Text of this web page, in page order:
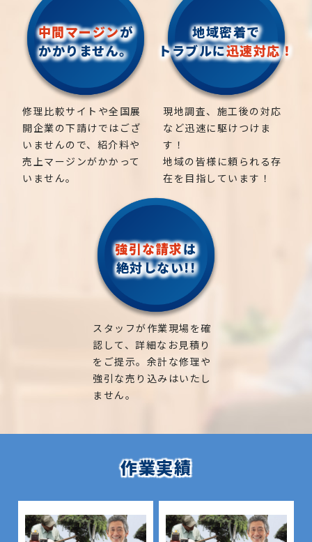
中間マージンが
かかりません。
修理比較サイトや全国展
開企業の下請けではござ
いませんので、紹介料や
売上マージンがかかって
いません。
地域密着で
トラブルに迅速対応！
現地調査、施工後の対応
など迅速に駆けつけま
す！
地域の皆様に頼られる存
在を目指しています！
強引な請求は
絶対しない!!
スタッフが作業現場を確
認して、詳細なお見積り
をご提示。余計な修理や
強引な売り込みはいたし
ません。
作業実績